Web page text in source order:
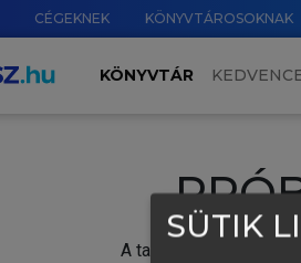
CÉGEKNEK KÖNYVTÁROSOKNAK
KÖNYVTÁR
A tartalom
SÜTIK